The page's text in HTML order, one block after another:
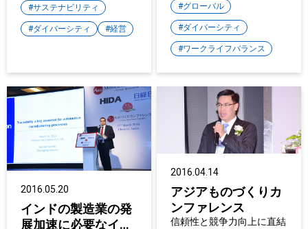
サステナビリティ
ダイバーシティ 経営
アが"GLOBAL CSR
SUMMIT AND AWARDS
2016"にて"Empowerment
of Women Award"の
Bronze賞を受賞～
グローバル
ダイバーシティ
ワークライフバランス
2016.05.20
インドの製造業の発
展加速に必要なイノ
2016.04.14
アジアものづくりカ
ンファレンス
信頼性と競争力向上に直結